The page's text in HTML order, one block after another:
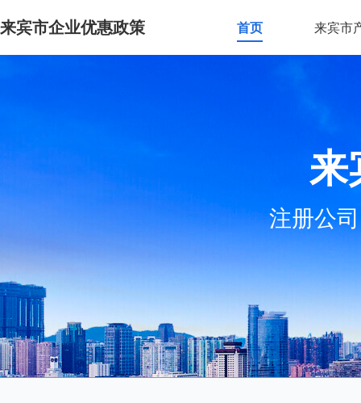
来宾市企业优惠政策 首页 来宾市
来
注册公